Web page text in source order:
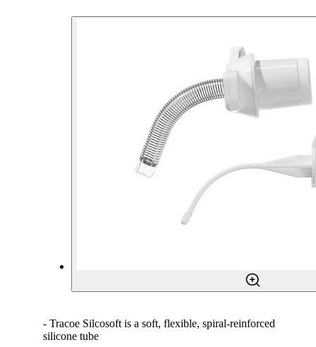
- Tracoe Silcosoft is a soft, flexible, spiral-reinforced
silicone tube